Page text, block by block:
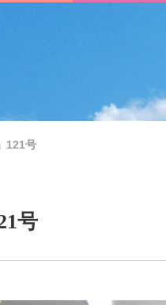
121号
号